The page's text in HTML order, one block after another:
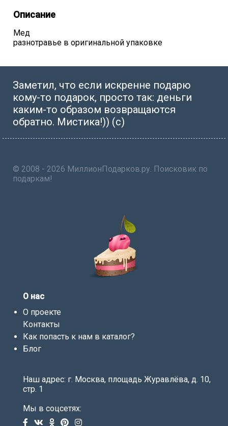
Описание
Мед
разнотравье в оригинальной упаковке
Заметил, что если искренне подарю
кому-то подарок, просто так: деньги
каким-то образом возвращаются
обратно. Мистика!)) (с)
© 2008 - 2026 МиллионПодарков.ру. Поисковик по
подаркам!
О нас
О проекте
Контакты
Как попасть к нам в каталог?
Блог
Наш адрес: г. Москва, площадь Журавлёва, д. 10,
стр. 1
Мы в соцсетях: